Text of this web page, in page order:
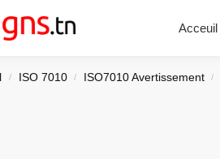
Acceuil
/ ISO 7010 / ISO7010 Avertissement /